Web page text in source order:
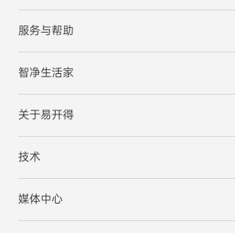
服务与帮助
智净生活家
关于易开得
技术
媒体中心